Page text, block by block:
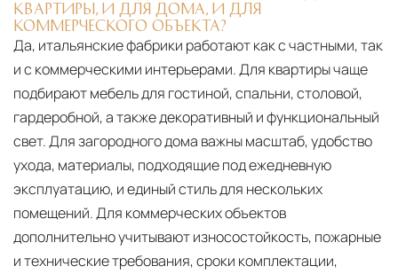
КВАРТИРЫ, И ДЛЯ ДОМА, И ДЛЯ
КОММЕРЧЕСКОГО ОБЪЕКТА?
Да, итальянские фабрики работают как с частными, так
и с коммерческими интерьерами. Для квартиры чаще
подбирают мебель для гостиной, спальни, столовой,
гардеробной, а также декоративный и функциональный
свет. Для загородного дома важны масштаб, удобство
ухода, материалы, подходящие под ежедневную
эксплуатацию, и единый стиль для нескольких
помещений. Для коммерческих объектов
дополнительно учитывают износостойкость, пожарные
и технические требования, сроки комплектации,